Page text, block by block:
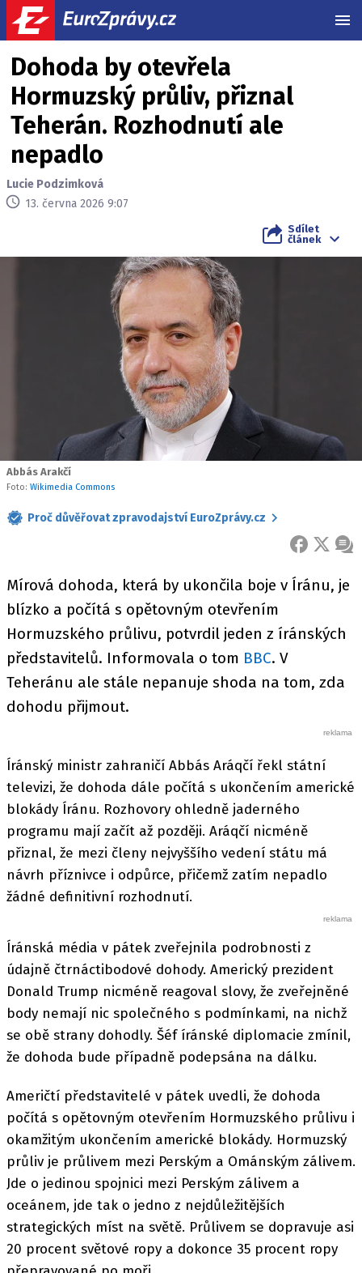
Dohoda by otevřela
Hormuzský průliv, přiznal
Teherán. Rozhodnutí ale
nepadlo
Lucie Podzimková
13. června 2026 9:07
Sdílet
článek
Abbás Arakčí
Foto: Wikimedia Commons
Proč důvěřovat zpravodajství EuroZprávy.cz
FACEBOOK
X
Mírová dohoda, která by ukončila boje v Íránu, je
blízko a počítá s opětovným otevřením
Hormuzského průlivu, potvrdil jeden z íránských
představitelů. Informovala o tom BBC. V
Teheránu ale stále nepanuje shoda na tom, zda
dohodu přijmout.
Íránský ministr zahraničí Abbás Aráqčí řekl státní
televizi, že dohoda dále počítá s ukončením americké
blokády Íránu. Rozhovory ohledně jaderného
programu mají začít až později. Aráqčí nicméně
přiznal, že mezi členy nejvyššího vedení státu má
návrh příznivce i odpůrce, přičemž zatím nepadlo
žádné definitivní rozhodnutí.
Íránská média v pátek zveřejnila podrobnosti z
údajně čtrnáctibodové dohody. Americký prezident
Donald Trump nicméně reagoval slovy, že zveřejněné
body nemají nic společného s podmínkami, na nichž
se obě strany dohodly. Šéf íránské diplomacie zmínil,
že dohoda bude případně podepsána na dálku.
Američtí představitelé v pátek uvedli, že dohoda
počítá s opětovným otevřením Hormuzského průlivu i
okamžitým ukončením americké blokády. Hormuzský
průliv je průlivem mezi Perským a Ománským zálivem.
Jde o jedinou spojnici mezi Perským zálivem a
oceánem, jde tak o jedno z nejdůležitějších
strategických míst na světě. Průlivem se dopravuje asi
20 procent světové ropy a dokonce 35 procent ropy